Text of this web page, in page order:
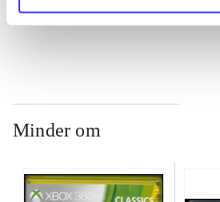
...
Minder om